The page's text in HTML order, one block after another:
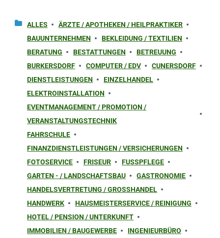
ALLES
ÄRZTE / APOTHEKEN / HEILPRAKTIKER
BAUUNTERNEHMEN
BEKLEIDUNG / TEXTILIEN
BERATUNG
BESTATTUNGEN
BETREUUNG
BURKERSDORF
COMPUTER / EDV
CUNERSDORF
DIENSTLEISTUNGEN
EINZELHANDEL
ELEKTROINSTALLATION
EVENTMANAGEMENT / PROMOTION /
VERANSTALTUNGSTECHNIK
FAHRSCHULE
FINANZDIENSTLEISTUNGEN / VERSICHERUNGEN
FOTOSERVICE
FRISEUR
FUSSPFLEGE
GARTEN - / LANDSCHAFTSBAU
GASTRONOMIE
HANDELSVERTRETUNG / GROSSHANDEL
HANDWERK
HAUSMEISTERSERVICE / REINIGUNG
HOTEL / PENSION / UNTERKUNFT
IMMOBILIEN / BAUGEWERBE
INGENIEURBÜRO